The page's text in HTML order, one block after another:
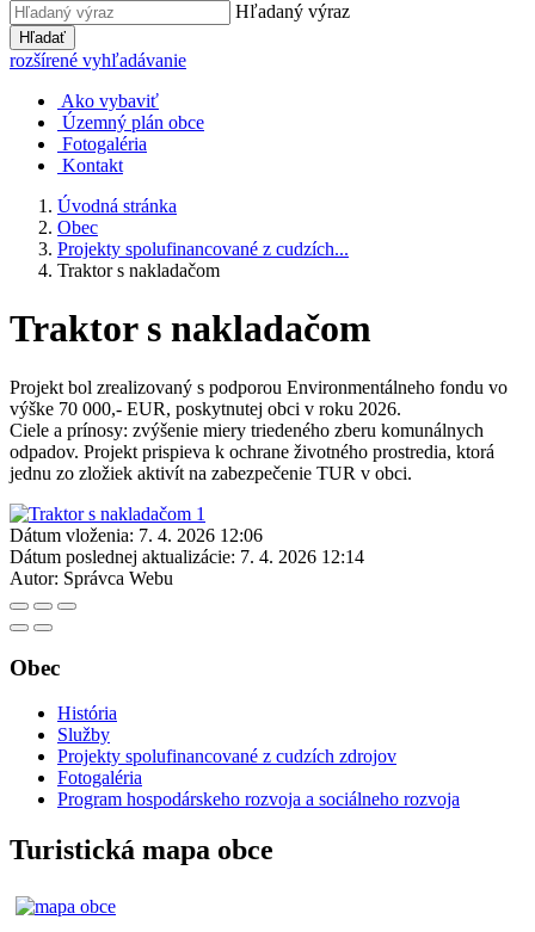
Hľadaný výraz
Hľadať
rozšírené vyhľadávanie
Ako vybaviť
Územný plán obce
Fotogaléria
Kontakt
Úvodná stránka
Obec
Projekty spolufinancované z cudzích...
Traktor s nakladačom
Traktor s nakladačom
Projekt bol zrealizovaný s podporou Environmentálneho fondu vo
výške 70 000,- EUR, poskytnutej obci v roku 2026.
Ciele a prínosy: zvýšenie miery triedeného zberu komunálnych
odpadov. Projekt prispieva k ochrane životného prostredia, ktorá
jednu zo zložiek aktivít na zabezpečenie TUR v obci.
Dátum vloženia: 7. 4. 2026 12:06
Dátum poslednej aktualizácie: 7. 4. 2026 12:14
Autor: Správca Webu
Obec
História
Služby
Projekty spolufinancované z cudzích zdrojov
Fotogaléria
Program hospodárskeho rozvoja a sociálneho rozvoja
Turistická mapa obce